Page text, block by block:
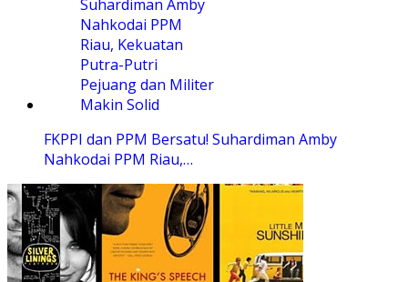
FKPPI dan PPM Bersatu! Suhardiman Amby
Nahkodai PPM Riau,…